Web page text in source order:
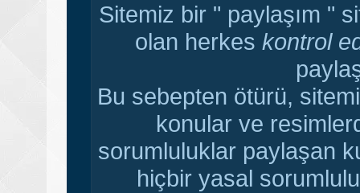
Sitemiz bir " paylaşım "
olan herkes kontrol
Bu sebepten ötürü,
konular ve
sorumluluklar paylaşan
hiçbir yasal